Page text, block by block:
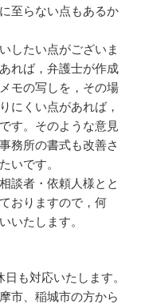
至らない点もあるか
したい点がございま
れば，弁護士が作成
モの写しを，その場
にくい点があれば，
す。そのような意見
務所の書式も改善さ
いです。
談者・依頼人様とと
おりますので，何
いたします。
も対応いたします。
市、稲城市の方から